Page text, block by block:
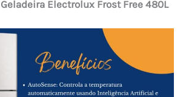
Electrolux Frost Free 480L